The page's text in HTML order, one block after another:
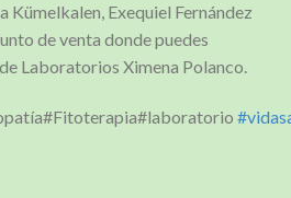
Kümelkalen, Exequiel Fernández
de venta donde puedes
Laboratorios Ximena Polanco.
#